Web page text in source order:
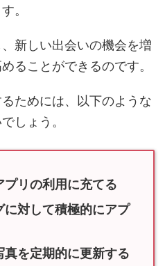
。
新しい出会いの機会を増
ることができるのです。
ためには、以下のような
しょう。
リの利用に充てる
対して積極的にアプ
真を定期的に更新する